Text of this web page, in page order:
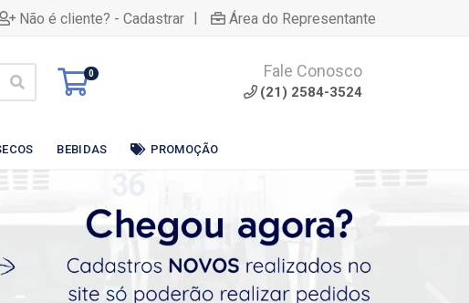
Não é cliente? - Cadastrar | Área do Representante
0 Fale Conosco
(21) 2584-3524
BEBIDAS PROMOÇÃO